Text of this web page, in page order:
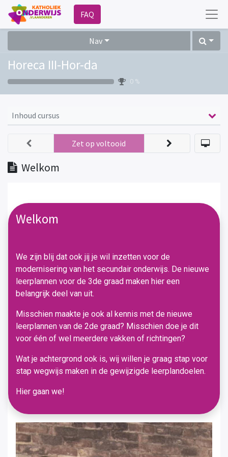
FAQ
Nav
Horeca III-Hor-da
0 %
Inhoud cursus
Welkom
Zet op voltooid
Welkom
We zijn blij dat ook jij je wil inzetten voor de
modernisering van het secundair onderwijs. De nieuwe
leerplannen voor de 3de graad maken hier een
belangrijk deel van uit.
Misschien maakte je ook al kennis met de nieuwe
leerplannen van de 2de graad? Misschien doe je dit
voor één of wel meerdere vakken of richtingen?
Wat je achtergrond ook is, wij willen je graag stap voor
stap wegwijs maken in de gewijzigde leerplandoelen.
Hier gaan we!